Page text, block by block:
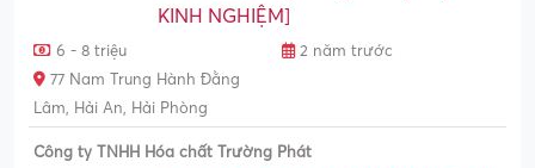
KINH NGHIỆM]
6 - 8 triệu
2 năm trước
77 Nam Trung Hành Đằng
Lâm, Hải An, Hải Phòng
Công ty TNHH Hóa chất Trường Phát